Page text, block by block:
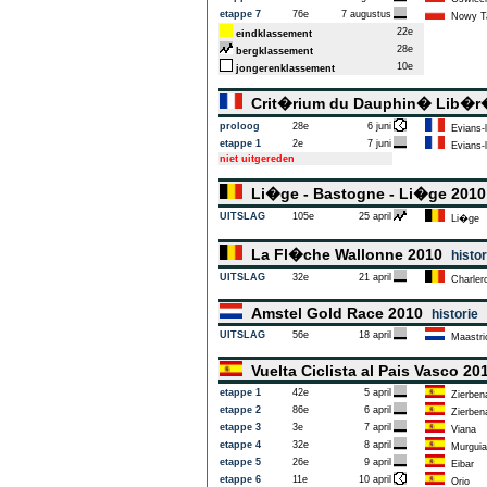
etappe 7
76e 7 augustus
Nowy
eindklassement
22e
bergklassement
28e
jongerenklassement
10e
Crit�rium du Dauphin�
proloog 28e 6 juni
Evians-
etappe 1
2e 7 juni
Evians-
niet uitgereden
Li�ge - Bastogne - Li�ge
UITSLAG 105e 25 april Li�ge
La Fl�che Wallonne 2010
UITSLAG 32e 21 april
Amstel Gold Race 2010 historie
UITSLAG 56e 18 april
Vuelta Ciclista al Pais Vasco
etappe 1 42e 5 april
etappe 2
86e 6 april
etappe 3
3e 7 april
Viana
etappe 4
32e 8 april
etappe 5
26e 9 april
Eibar
etappe 6
11e 10 april
Orio